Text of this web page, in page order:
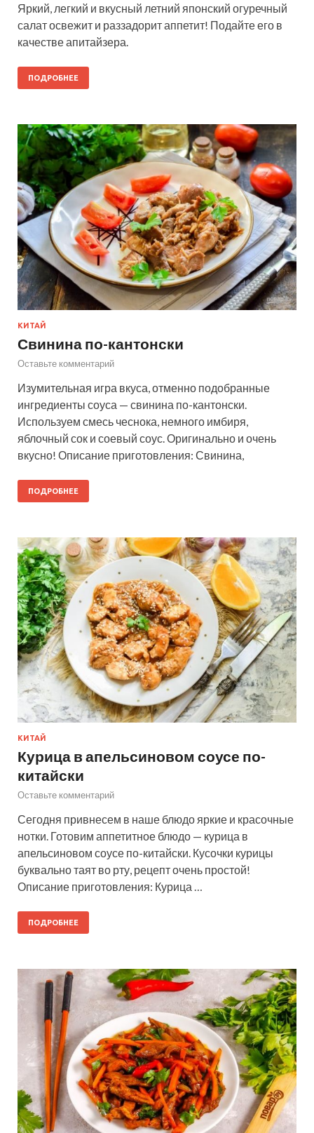
Яркий, легкий и вкусный летний японский огуречный
салат освежит и раззадорит аппетит! Подайте его в
качестве апитайзера.
ПОДРОБНЕЕ
КИТАЙ
Свинина по-кантонски
Оставьте комментарий
Изумительная игра вкуса, отменно подобранные
ингредиенты соуса — свинина по-кантонски.
Используем смесь чеснока, немного имбиря,
яблочный сок и соевый соус. Оригинально и очень
вкусно! Описание приготовления: Свинина,
ПОДРОБНЕЕ
КИТАЙ
Курица в апельсиновом соусе по-
китайски
Оставьте комментарий
Сегодня привнесем в наше блюдо яркие и красочные
нотки. Готовим аппетитное блюдо — курица в
апельсиновом соусе по-китайски. Кусочки курицы
буквально таят во рту, рецепт очень простой!
Описание приготовления: Курица …
ПОДРОБНЕЕ